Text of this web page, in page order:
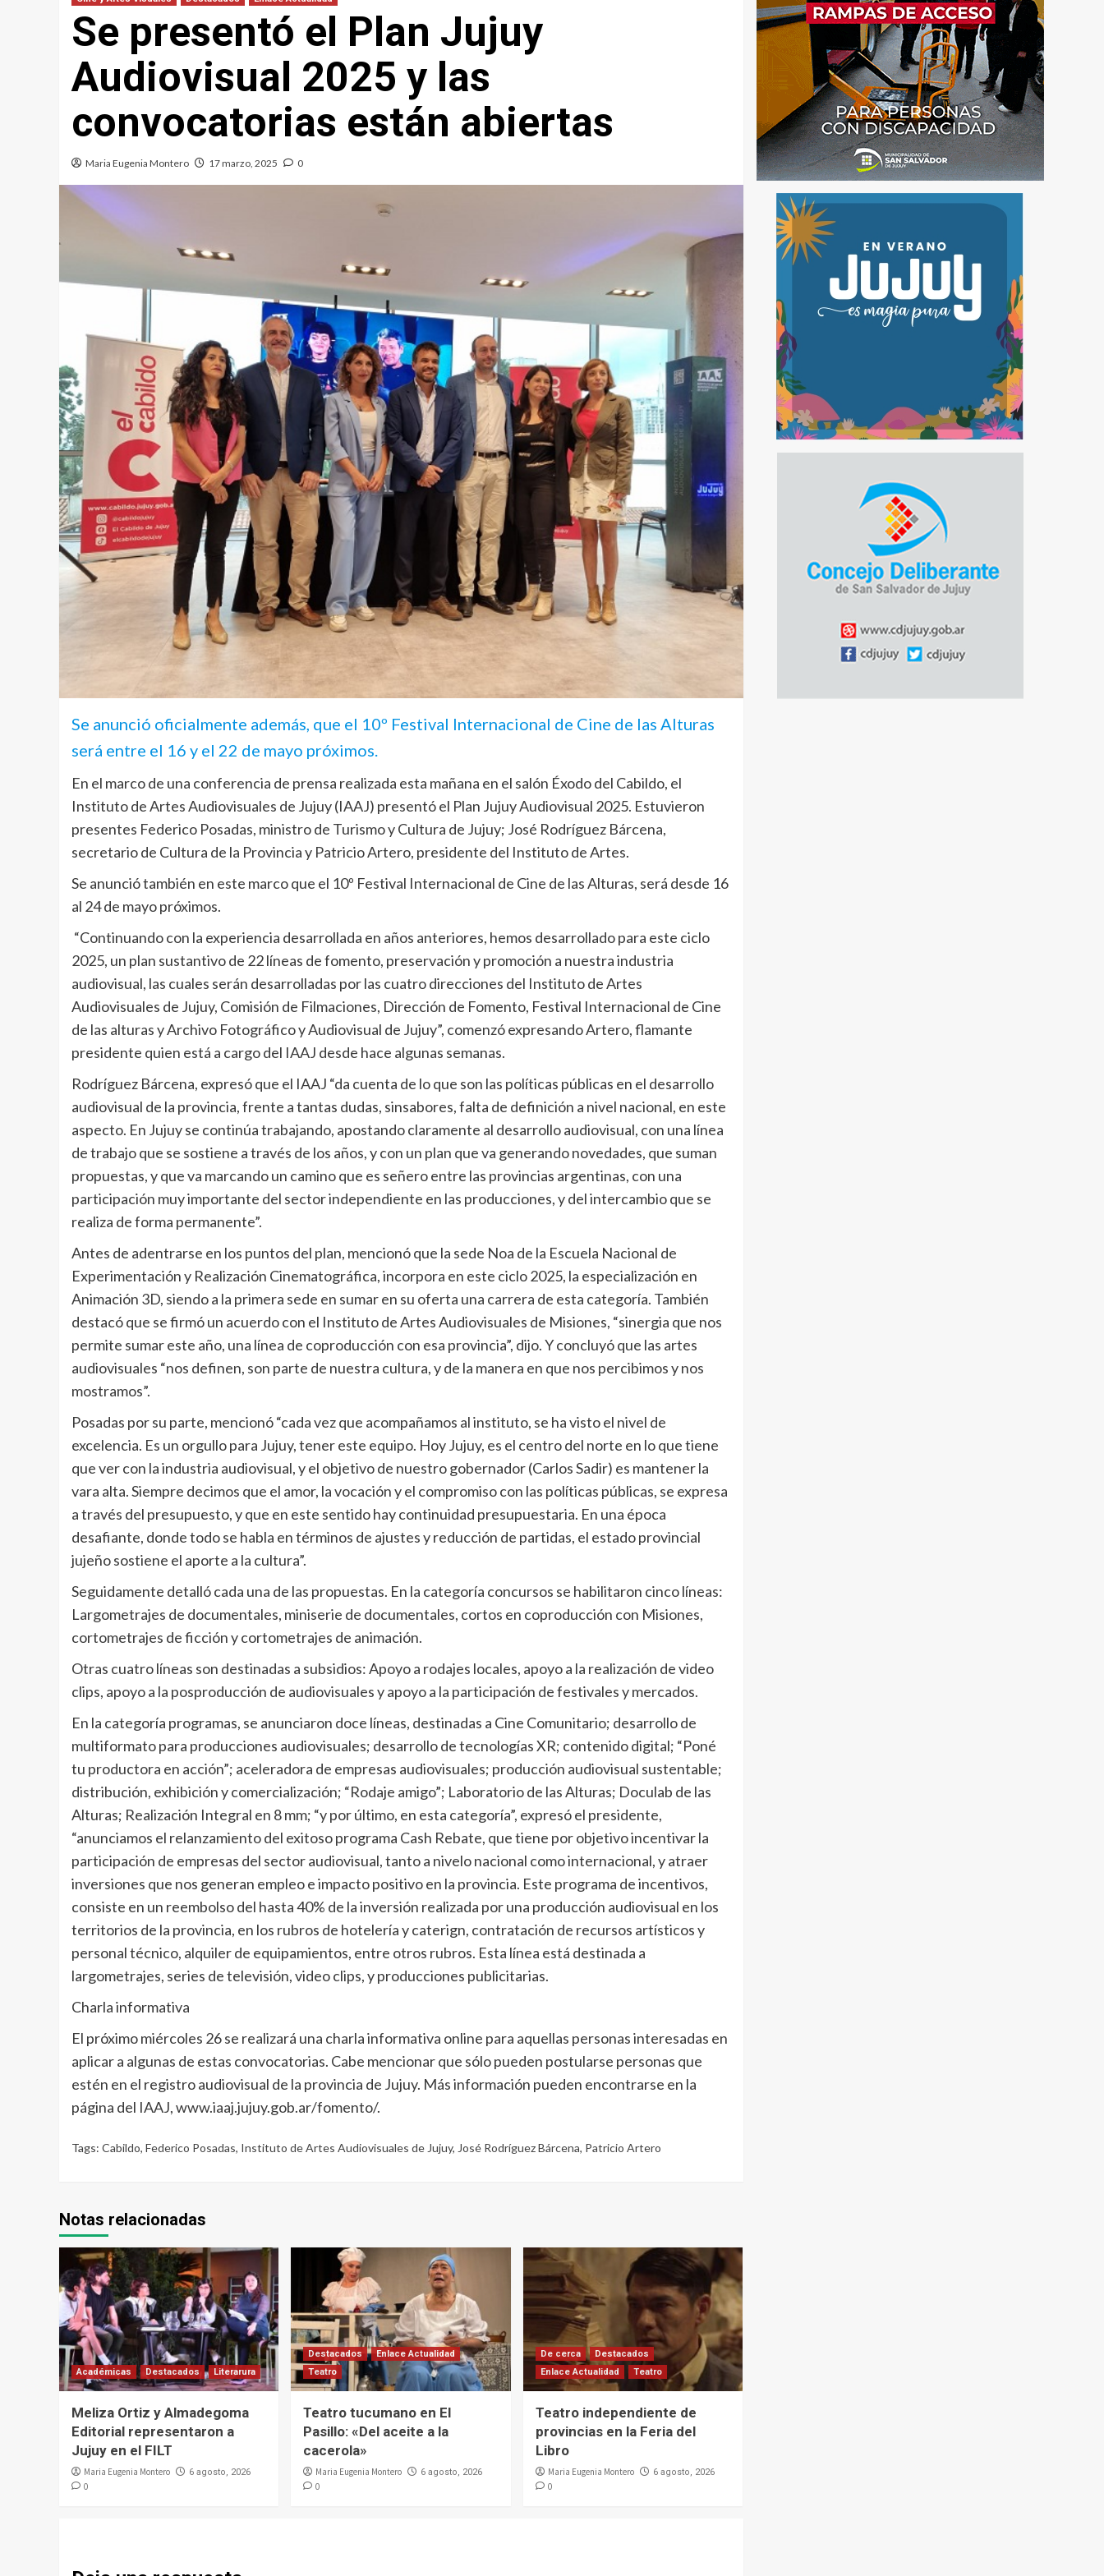
Se presentó el Plan Jujuy
Audiovisual 2025 y las
convocatorias están abiertas
Maria Eugenia Montero 17 marzo, 2025 0
Se anunció oficialmente además, que el 10º Festival Internacional de Cine de las Alturas
será entre el 16 y el 22 de mayo próximos.
En el marco de una conferencia de prensa realizada esta mañana en el salón Éxodo del Cabildo, el
Instituto de Artes Audiovisuales de Jujuy (IAAJ) presentó el Plan Jujuy Audiovisual 2025. Estuvieron
presentes Federico Posadas, ministro de Turismo y Cultura de Jujuy; José Rodríguez Bárcena,
secretario de Cultura de la Provincia y Patricio Artero, presidente del Instituto de Artes.
Se anunció también en este marco que el 10º Festival Internacional de Cine de las Alturas, será desde 16
al 24 de mayo próximos.
“Continuando con la experiencia desarrollada en años anteriores, hemos desarrollado para este ciclo
2025, un plan sustantivo de 22 líneas de fomento, preservación y promoción a nuestra industria
audiovisual, las cuales serán desarrolladas por las cuatro direcciones del Instituto de Artes
Audiovisuales de Jujuy, Comisión de Filmaciones, Dirección de Fomento, Festival Internacional de Cine
de las alturas y Archivo Fotográfico y Audiovisual de Jujuy”, comenzó expresando Artero, flamante
presidente quien está a cargo del IAAJ desde hace algunas semanas.
Rodríguez Bárcena, expresó que el IAAJ “da cuenta de lo que son las políticas públicas en el desarrollo
audiovisual de la provincia, frente a tantas dudas, sinsabores, falta de definición a nivel nacional, en este
aspecto. En Jujuy se continúa trabajando, apostando claramente al desarrollo audiovisual, con una línea
de trabajo que se sostiene a través de los años, y con un plan que va generando novedades, que suman
propuestas, y que va marcando un camino que es señero entre las provincias argentinas, con una
participación muy importante del sector independiente en las producciones, y del intercambio que se
realiza de forma permanente”.
Antes de adentrarse en los puntos del plan, mencionó que la sede Noa de la Escuela Nacional de
Experimentación y Realización Cinematográfica, incorpora en este ciclo 2025, la especialización en
Animación 3D, siendo a la primera sede en sumar en su oferta una carrera de esta categoría. También
destacó que se firmó un acuerdo con el Instituto de Artes Audiovisuales de Misiones, “sinergia que nos
permite sumar este año, una línea de coproducción con esa provincia”, dijo. Y concluyó que las artes
audiovisuales “nos definen, son parte de nuestra cultura, y de la manera en que nos percibimos y nos
mostramos”.
Posadas por su parte, mencionó “cada vez que acompañamos al instituto, se ha visto el nivel de
excelencia. Es un orgullo para Jujuy, tener este equipo. Hoy Jujuy, es el centro del norte en lo que tiene
que ver con la industria audiovisual, y el objetivo de nuestro gobernador (Carlos Sadir) es mantener la
vara alta. Siempre decimos que el amor, la vocación y el compromiso con las políticas públicas, se expresa
a través del presupuesto, y que en este sentido hay continuidad presupuestaria. En una época
desafiante, donde todo se habla en términos de ajustes y reducción de partidas, el estado provincial
jujeño sostiene el aporte a la cultura”.
Seguidamente detalló cada una de las propuestas. En la categoría concursos se habilitaron cinco líneas:
Largometrajes de documentales, miniserie de documentales, cortos en coproducción con Misiones,
cortometrajes de ficción y cortometrajes de animación.
Otras cuatro líneas son destinadas a subsidios: Apoyo a rodajes locales, apoyo a la realización de video
clips, apoyo a la posproducción de audiovisuales y apoyo a la participación de festivales y mercados.
En la categoría programas, se anunciaron doce líneas, destinadas a Cine Comunitario; desarrollo de
multiformato para producciones audiovisuales; desarrollo de tecnologías XR; contenido digital; “Poné
tu productora en acción”; aceleradora de empresas audiovisuales; producción audiovisual sustentable;
distribución, exhibición y comercialización; “Rodaje amigo”; Laboratorio de las Alturas; Doculab de las
Alturas; Realización Integral en 8 mm; “y por último, en esta categoría”, expresó el presidente,
“anunciamos el relanzamiento del exitoso programa Cash Rebate, que tiene por objetivo incentivar la
participación de empresas del sector audiovisual, tanto a nivelo nacional como internacional, y atraer
inversiones que nos generan empleo e impacto positivo en la provincia. Este programa de incentivos,
consiste en un reembolso del hasta 40% de la inversión realizada por una producción audiovisual en los
territorios de la provincia, en los rubros de hotelería y caterign, contratación de recursos artísticos y
personal técnico, alquiler de equipamientos, entre otros rubros. Esta línea está destinada a
largometrajes, series de televisión, video clips, y producciones publicitarias.
Charla informativa
El próximo miércoles 26 se realizará una charla informativa online para aquellas personas interesadas en
aplicar a algunas de estas convocatorias. Cabe mencionar que sólo pueden postularse personas que
estén en el registro audiovisual de la provincia de Jujuy. Más información pueden encontrarse en la
página del IAAJ, www.iaaj.jujuy.gob.ar/fomento/.
Tags: Cabildo, Federico Posadas, Instituto de Artes Audiovisuales de Jujuy, José Rodríguez Bárcena, Patricio Artero
Notas relacionadas
Académicas Destacados Literarura
Meliza Ortiz y Almadegoma
Editorial representaron a
Jujuy en el FILT
Maria Eugenia Montero 6 agosto, 2026
0
Destacados
Enlace Actualidad
Teatro
Teatro tucumano en El
Pasillo: «Del aceite a la
cacerola»
Maria Eugenia Montero 6 agosto, 2026
0
De cerca
Destacados
Enlace Actualidad
Teatro
Teatro independiente de
provincias en la Feria del
Libro
Maria Eugenia Montero 6 agosto, 2026
0